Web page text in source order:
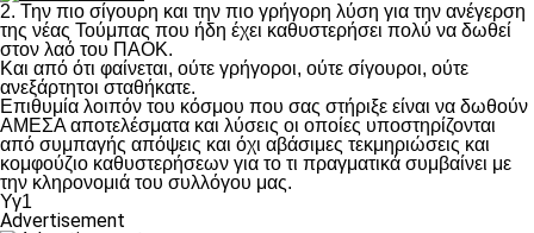
2. Την πιο σίγουρη και την πιο γρήγορη λύση για την ανέγερση
της νέας Τούμπας που ήδη έχει καθυστερήσει πολύ να δωθεί
στον λαό του ΠΑΟΚ.
Και από ότι φαίνεται, ούτε γρήγοροι, ούτε σίγουροι, ούτε
ανεξάρτητοι σταθήκατε.
Επιθυμία λοιπόν του κόσμου που σας στήριξε είναι να δωθούν
ΑΜΕΣΑ αποτελέσματα και λύσεις οι οποίες υποστηρίζονται
από συμπαγής απόψεις και όχι αβάσιμες τεκμηριώσεις και
κομφούζιο καθυστερήσεων για το τι πραγματικά συμβαίνει με
την κληρονομιά του συλλόγου μας.
Υγ1
Advertisement